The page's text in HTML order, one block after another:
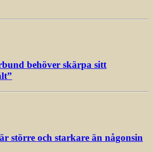
behöver skärpa sitt
större och starkare än någonsin